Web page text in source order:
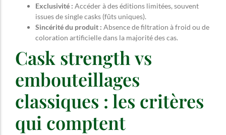
Exclusivité : Accéder à des éditions limitées, souvent
issues de single casks (fûts uniques).
Sincérité du produit : Absence de filtration à froid ou de
coloration artificielle dans la majorité des cas.
Cask strength vs
embouteillages
classiques : les critères
qui comptent